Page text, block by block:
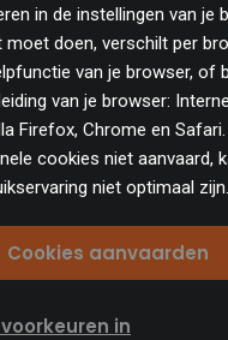
in de instellingen van je
moet doen, verschilt per
van je browser, of
van je browser:
Firefox, Chrome en
cookies niet aanvaard,
niet optimaal zijn.
Cookies aanvaarden
in
nieuws op
Algemene voorwaarden
Cookie Settings